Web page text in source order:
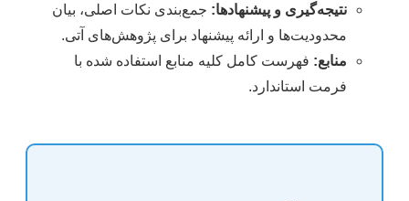
نتیجه‌گیری و پیشنهادها: جمع‌بندی نکات اصلی، بیان
محدودیت‌ها و ارائه پیشنهاد برای پژوهش‌های آتی.
منابع: فهرست کامل کلیه منابع استفاده شده با
فرمت استاندارد.